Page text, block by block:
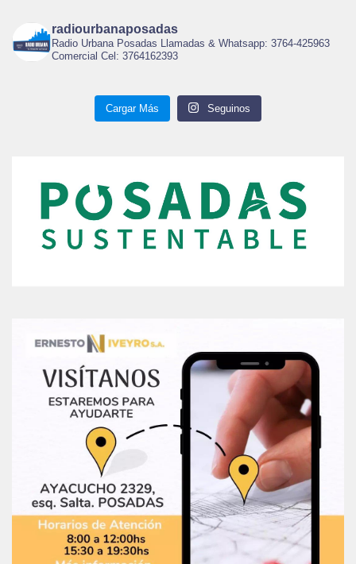
radiourbanaposadas
Radio Urbana Posadas Llamadas & Whatsapp: 3764-425963
Comercial Cel: 3764162393
Cargar Más Seguinos